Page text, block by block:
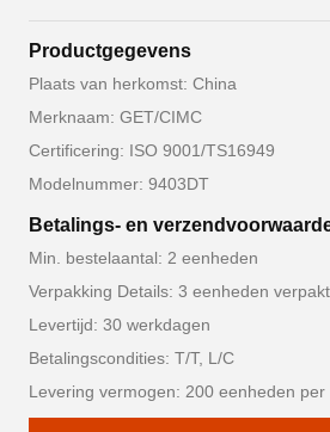
Productgegevens
Plaats van herkomst: China
Merknaam: GET/CIMC
Certificering: ISO 9001/TS16949
Modelnummer: 9403DT
Betalings- en
Min. bestelaantal: 2 eenheden
Verpakking Details: 3 eenheden
Levertijd: 30 werkdagen
Betalingscondities: T/T, L/C
Levering vermogen: 200 eenheden per